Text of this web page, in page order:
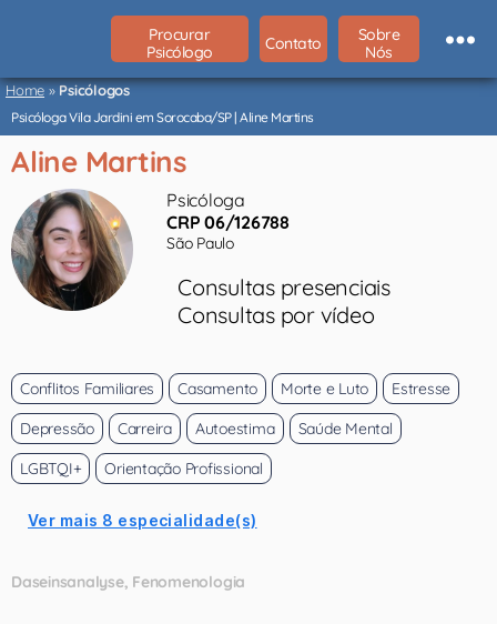
São
Paulo
Procurar
Psicólogo
Contato
Sobre
Nós
Home»Psicólogos
Psicóloga Vila Jardini em Sorocaba/SP | Aline Martins
Aline Martins
Psicóloga
CRP 06/126788
São Paulo
Consultas presenciais
Consultas por vídeo
Conflitos Familiares Casamento Morte e Luto
Estresse
Depressão
Carreira Autoestima
Saúde Mental
LGBTQI+
Orientação Profissional
Ver mais 8 especialidade(s)
Daseinsanalyse Fenomenologia